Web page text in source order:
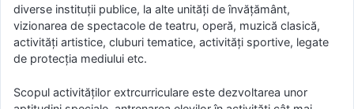
diverse instituții publice, la alte unități de învățământ,
vizionarea de spectacole de teatru, operă, muzică clasică,
activități artistice, cluburi tematice, activități sportive, legate
de protecția mediului etc.
Scopul activităţilor extrcurriculare este dezvoltarea unor